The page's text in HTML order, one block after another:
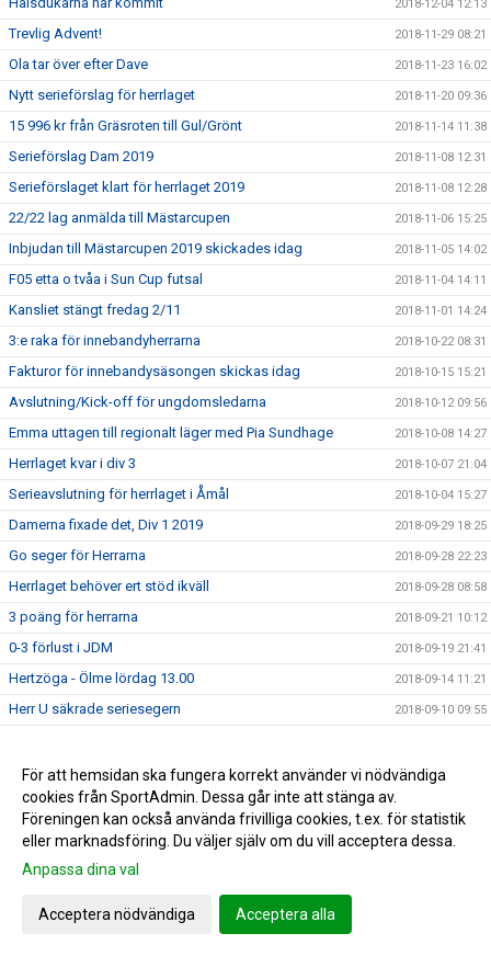
2018-12-04 12:13
Trevlig Advent! 2018-11-29 08:21
Ola tar över efter Dave 2018-11-23 16:02
Nytt serieförslag för herrlaget 2018-11-20 09:36
15 996 kr från Gräsroten till Gul/Grönt 2018-11-14 11:38
Serieförslag Dam 2019 2018-11-08 12:31
Serieförslaget klart för herrlaget 2019 2018-11-08 12:28
22/22 lag anmälda till Mästarcupen 2018-11-06 15:25
Inbjudan till Mästarcupen 2019 skickades idag 2018-11-05 14:02
F05 etta o tvåa i Sun Cup futsal 2018-11-04 14:11
Kansliet stängt fredag 2/11 2018-11-01 14:24
3:e raka för innebandyherrarna 2018-10-22 08:31
Fakturor för innebandysäsongen skickas idag 2018-10-15 15:21
Avslutning/Kick-off för ungdomsledarna 2018-10-12 09:56
Emma uttagen till regionalt läger med Pia Sundhage 2018-10-08 14:27
Herrlaget kvar i div 3 2018-10-07 21:04
Serieavslutning för herrlaget i Åmål 2018-10-04 15:27
Damerna fixade det, Div 1 2019 2018-09-29 18:25
Go seger för Herrarna 2018-09-28 22:23
Herrlaget behöver ert stöd ikväll 2018-09-28 08:58
3 poäng för herrarna 2018-09-21 10:12
0-3 förlust i JDM 2018-09-19 21:41
Hertzöga - Ölme lördag 13.00 2018-09-14 11:21
Herr U säkrade seriesegern 2018-09-10 09:55
Daves grabbar åker till Adolfsberg 2018-09-07 08:42
JDM-final för våra tjejer 2018-09-05 14:56
Ödesmatch för herrlaget 2018-08-31 12:48
Pontus Johansson och Maria Busk inspirerar
Tung förlust för herrlaget mot FF
För att hemsidan ska fungera korrekt använder vi nödvändiga
cookies från SportAdmin. Dessa går inte att stänga av.
Föreningen kan också använda frivilliga cookies, t.ex. för statistik
eller marknadsföring. Du väljer själv om du vill acceptera dessa.
Anpassa dina val
Acceptera nödvändiga Acceptera alla